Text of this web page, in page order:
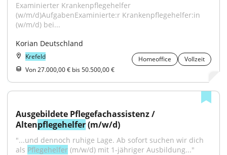
Examinierter Krankenpflegehelfer
(w/m/d)AufgabenExaminierte:r Krankenpflegehelfer:in
(w/m/d) bei...
Korian Deutschland
Krefeld Homeoffice
Vollzeit
Von 27.000,00 € bis 50.500,00 €
Ausgebildete Pflegefachassistenz /
Altenpflegehelfer (m/w/d)
"...und dennoch ruhige Lage. Ab sofort suchen wir dich
als Pflegehelfer (m/w/d) mit 1-jähriger Ausbildung..."